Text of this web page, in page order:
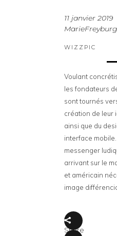
11 janvier 2019
WIZZPIC
Voulant
les fondateurs
sont tournés
création de leur
ainsi que du
interface
messenger
arrivant sur le
et américain
image
Share